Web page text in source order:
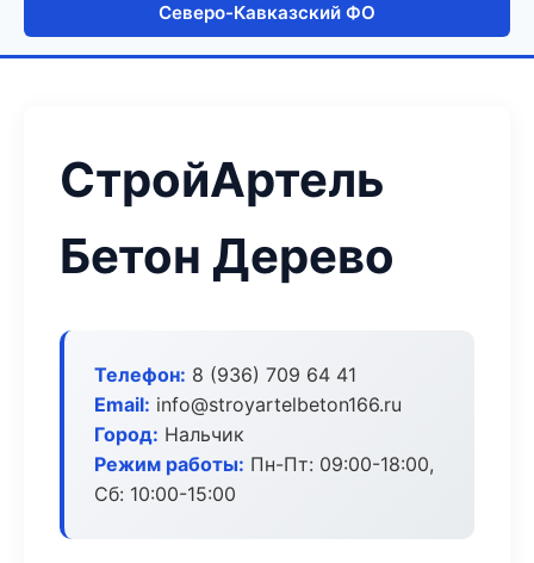
Северо-Кавказский ФО
СтройАртель
Бетон Дерево
Телефон: 8 (936) 709 64 41
Email: info@stroyartelbeton166.ru
Город: Нальчик
Режим работы: Пн-Пт: 09:00-18:00,
Сб: 10:00-15:00